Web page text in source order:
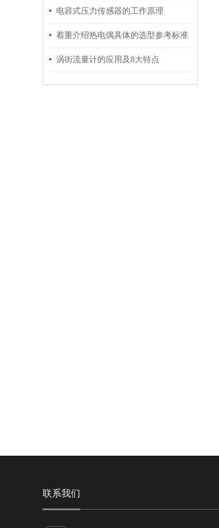
电容式压力传感器的工作原理
着重介绍热电偶具体的选型参考标准
涡街流量计的应用及8大特点
联系我们